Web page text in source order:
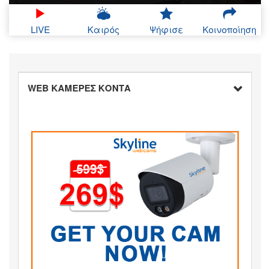
LIVE Καιρός Ψήφισε Κοινοποίηση
WEB ΚΑΜΕΡΕΣ ΚΟΝΤΑ